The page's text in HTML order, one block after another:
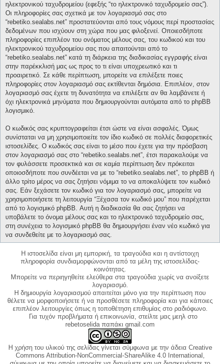
ηλεκτρονικού ταχυδρομείου (εφεξής “το ηλεκτρονικό ταχυδρομείο σας”).
Οι πληροφορίες σας σχετικά με τον λογαριασμό σας στο
“rebetiko.sealabs.net” προστατεύονται από τους νόμους περί προστασίας
δεδομένων που ισχύουν στη χώρα που μας φιλοξενεί. Οποιεσδήποτε
πληροφορίες επιπλέον του ονόματος μέλους σας, του κωδικού και του
ηλεκτρονικού ταχυδρομείου σας που απαιτούνται από το
“rebetiko.sealabs.net” κατά τη διάρκεια της διαδικασίας εγγραφής είναι
στην παρέκκλισή μας ως προς το τι είναι υποχρεωτικό και τι
προαιρετικό. Σε κάθε περίπτωση, μπορείτε να επιλέξετε ποιες
πληροφορίες στον λογαριασμό σας εκτίθενται δημόσια. Επιπλέον, στον
λογαριασμό σας έχετε τη δυνατότητα να επιλέξετε αν θα λαμβάνετε ή
όχι ηλεκτρονικά μηνύματα που δημιουργούνται αυτόματα από το phpBB
λογισμικό.
Ο κωδικός σας κρυπτογραφείται έτσι ώστε να είναι ασφαλές. Όμως
συνίσταται να μη χρησιμοποιείτε τον ίδιο κωδικό σε πολλές διαφορετικές
ιστοσελίδες. Ο κωδικός σας είναι το μέσο που έχετε για την πρόσβαση
στον λογαριασμό σας στο “rebetiko.sealabs.net”, έτσι παρακαλούμε να
τον φυλάσσετε προσεκτικά και σε καμία περίπτωση δεν πρόκειται
οποιοσδήποτε που συνδέεται να με το “rebetiko.sealabs.net”, το phpBB ή
άλλο τρίτο μέρος να σας ζητήσει νόμιμα το να αποκαλύψετε τον κωδικό
σας. Εάν ξεχάσετε τον κωδικό για τον λογαριασμό σας, μπορείτε να
χρησιμοποιήσετε τη λειτουργία “Ξέχασα τον κωδικό μου” που παρέχεται
από το λογισμικό phpBB. Αυτή η διαδικασία θα σας ζητήσει να
υποβάλετε το όνομα μέλους σας και το ηλεκτρονικό ταχυδρομείο σας,
στη συνέχεια το λογισμικό phpBB θα δημιουργήσει έναν νέο κωδικό για
να συνδεθείτε με το λογαριασμό σας.
Η ιστοσελίδα είναι μη εμπορική, τα τραγούδια και η αντίστοιχη
πληροφορία συνδιαμορφώνονται από τα μέλη της ιστοσελίδας-
κοινότητας.
Μπορείτε να περιηγηθείτε ελεύθερα στα τραγούδια χωρίς να ανοίξετε
λογαριασμό.
Η δημιουργία λογαριασμού απαιτείται μόνο για την περίπτωση που
θέλετε να μορφοποιήσετε ή να προσθέσετε πληροφορία και για κάποιες
επιπλέον λειτουργίες όπως η τοποθέτηση επιθυμίας στο ραδιόφωνο.
Για τυχόν προβλήματα ή επικοινωνία, στείλτε μας μεηλ στο
rebetoselida παπάκι gmail.com
Η χρήση του υλικού της σελίδας γίνεται σύμφωνα με την άδεια Creative
Commons Attribution-NonCommercial-ShareAlike 4.0 International,